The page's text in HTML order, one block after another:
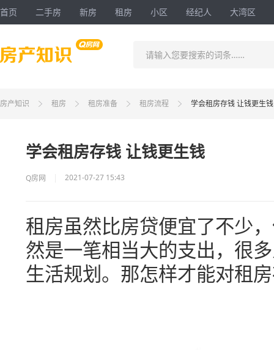
首页 二手房 新房 租房 小区 经纪人 大湾区
请输入您要搜索的词条……
房产知识 租房 租房准备 租房流程 学会租房存钱 让钱更生钱
学会租房存钱 让钱更生钱
Q房网 2021-07-27 15:43
租房虽然比房贷便宜了不少
然是一笔相当大的支出，很
生活规划。那怎样才能对租